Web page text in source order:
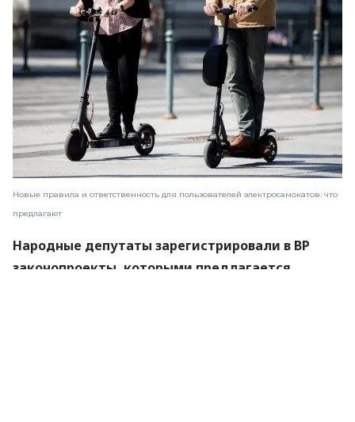
Новые правила и ответственность для пользователей электросамокатов: что
предлагают
Народные депутаты зарегистрировали в ВР
законопроекты, которыми предлагается